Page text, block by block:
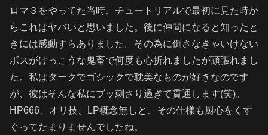
ロマ３をやってた当時、チュートリアルで最初に見た時か
らこれはヤバいと思いました。後に仲間になると知ったと
きには感動すらありました。その為に倒さなきゃいけない
ボスがけっこうな鬼畜で何度も心折れましたが頑張れまし
た。私はダークでゴシックで耽美なものが好きなのです
が、彼はそんな私にブッ刺さり過ぎて貫通します(笑)。
HP666、オリ技、LP概念無しと、その仕様も厨心をくす
ぐってたまりませんでしたね。